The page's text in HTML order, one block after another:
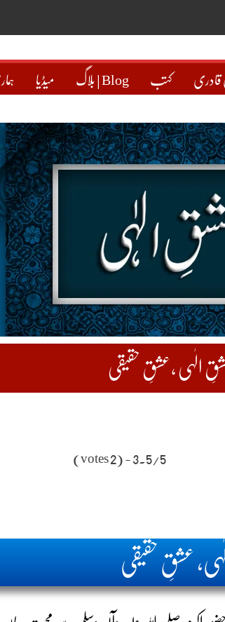
قادری کتب بلاگ | Blog میڈیا
الٰہی ،عشقِ حقیقی
3.5/5 - (2 votes)
عشقِ حقیقی